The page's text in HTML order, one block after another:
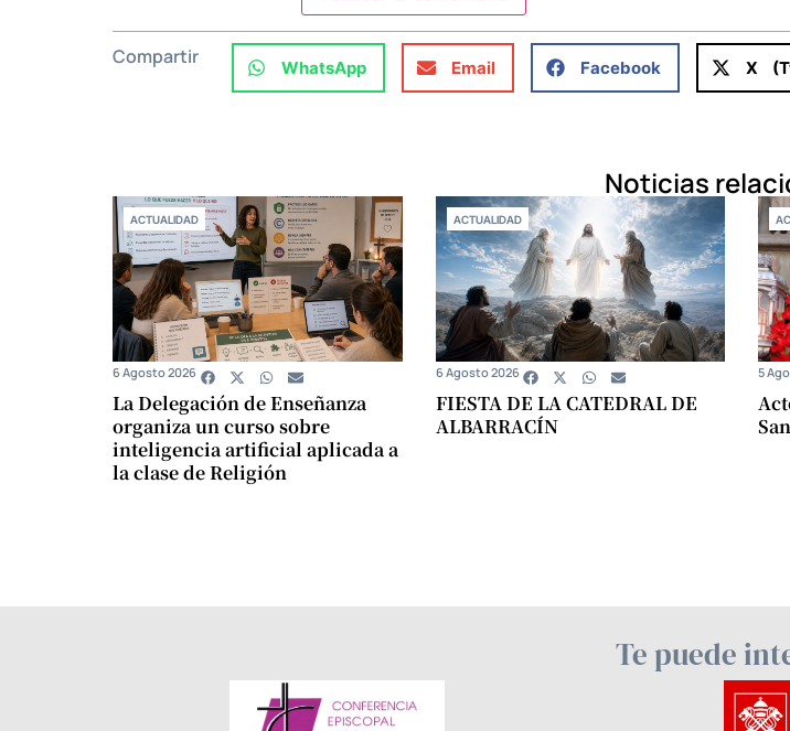
Compartir WhatsApp Email Facebook X
Noticias
ACTUALIDAD
La Delegación de Enseñanza
organiza un curso sobre
inteligencia artificial aplicada a
la clase de Religión
6 Agosto 2026
ACTUALIDAD
FIESTA DE LA CATEDRAL DE
ALBARRACÍN
6 Agosto 2026 5
Te puede